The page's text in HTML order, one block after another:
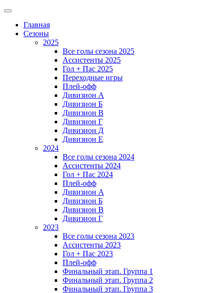
Главная
Сезоны
2025
Все голы сезона 2025
Ассистенты 2025
Гол + Пас 2025
Переходные игры
Плей-офф
Дивизион A
Дивизион Б
Дивизион В
Дивизион Г
Дивизион Д
Дивизион Е
2024
Все голы сезона 2024
Ассистенты 2024
Гол + Пас 2024
Плей-офф
Дивизион A
Дивизион Б
Дивизион В
Дивизион Г
2023
Все голы сезона 2023
Ассистенты 2023
Гол + Пас 2023
Плей-офф
Финальный этап. Группа 1
Финальный этап. Группа 2
Финальный этап. Группа 3